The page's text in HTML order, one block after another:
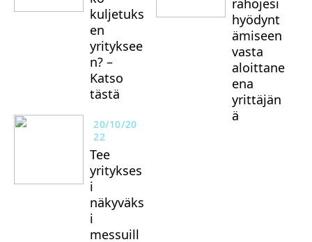
kuljetuks
en
yrityksee
n? –
Katso
tästä
20/10/20
22
Tee
yritykses
i
näkyväks
i
messuill
rahojesi
hyödynt
ämiseen
vasta
aloittane
ena
yrittäjän
ä